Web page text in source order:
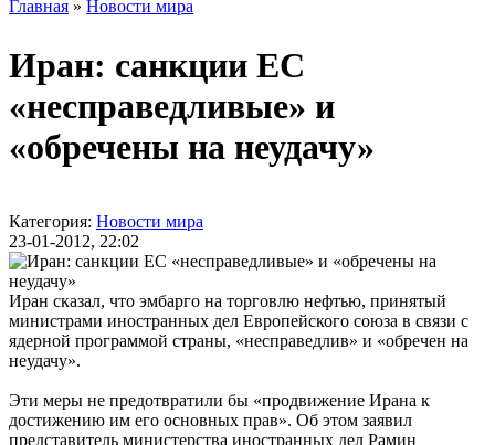
Главная » Новости мира
Иран: санкции ЕС
«несправедливые» и
«обречены на неудачу»
Категория: Новости мира
23-01-2012, 22:02
Иран сказал, что эмбарго на торговлю нефтью, принятый
министрами иностранных дел Европейского союза в связи с
ядерной программой страны, «несправедлив» и «обречен на
неудачу».
Эти меры не предотвратили бы «продвижение Ирана к
достижению им его основных прав». Об этом заявил
представитель министерства иностранных дел Рамин